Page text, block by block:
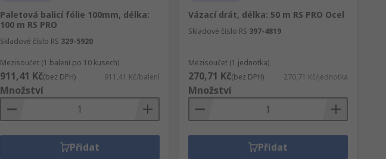
Paletová balicí fólie 100mm, délka:
100 m RS PRO
Skladové číslo RS 329-5920
Mezisoučet (1 balení po 10 kusech)
911,41 Kč(bez DPH) 911,41 Kč/balení
Množství
Přidat
Vázací drát, délka: 50 m RS PRO Ocel
Skladové číslo RS 397-4819
Mezisoučet (1 jednotka)
270,71 Kč(bez DPH) 270,71 Kč/jednotka
Množství
Přidat